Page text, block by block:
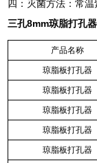
四：灭菌方法：常
三孔8mm琼脂打孔
产品名称
琼脂板打孔器
琼脂板打孔器
琼脂板打孔器
琼脂板打孔器
琼脂板打孔器